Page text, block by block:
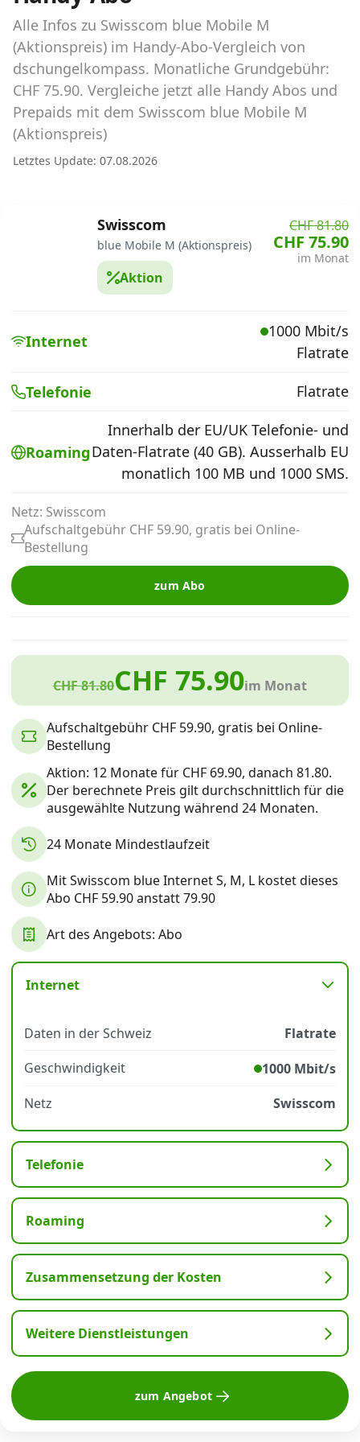
Abos für Tablets, Hotspots und Smart
Watches
Tarifrechner Handy-Abo
Der gute alte Tarifrechner im neuen Design
Infos
Roaming-Tarife abfragen
Handy-Abo-Aktionen
wechseln
Internet, TV, Telefon
Aktionen
News
Forum
Über uns
Datenschutz· AGB·Impressum
Alle Infos zu Swisscom blue Mobile M
(Aktionspreis) im Handy-Abo-Vergleich von
dschungelkompass. Monatliche Grundgebühr:
CHF 75.90. Vergleiche jetzt alle Handy Abos und
Prepaids mit dem Swisscom blue Mobile M
(Aktionspreis)
Letztes Update: 07.08.2026
Swisscom
blue Mobile M (Aktionspreis)
Aktion
CHF 81.80
CHF 75.90
im Monat
Internet
1000 Mbit/s
Flatrate
Telefonie Flatrate
Roaming
Innerhalb der EU/UK Telefonie- und
Daten-Flatrate (40 GB). Ausserhalb EU
monatlich 100 MB und 1000 SMS.
Netz: Swisscom
Aufschaltgebühr CHF 59.90, gratis bei Online-
Bestellung
zum Abo
CHF 81.80CHF 75.90im Monat
Aufschaltgebühr CHF 59.90, gratis bei Online-
Bestellung
Aktion: 12 Monate für CHF 69.90, danach 81.80.
Der berechnete Preis gilt durchschnittlich für die
ausgewählte Nutzung während 24 Monaten.
24 Monate Mindestlaufzeit
Mit Swisscom blue Internet S, M, L kostet dieses
Abo CHF 59.90 anstatt 79.90
Art des Angebots: Abo
Internet
Daten in der Schweiz
Flatrate
Geschwindigkeit
1000 Mbit/s
Netz
Swisscom
Telefonie
Roaming
Zusammensetzung der Kosten
Weitere Dienstleistungen
zum Angebot